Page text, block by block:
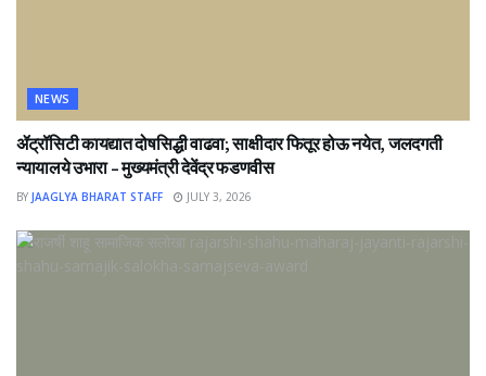
NEWS
ॲट्रॉसिटी कायद्यात दोषसिद्धी वाढवा; साक्षीदार फितूर होऊ नयेत, जलदगती
न्यायालये उभारा – मुख्यमंत्री देवेंद्र फडणवीस
BY JAAGLYA BHARAT STAFF JULY 3, 2026